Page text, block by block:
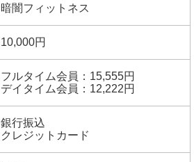
暗闇フィットネス
10,000円
フルタイム会員：15,555円
デイタイム会員：12,222円
銀行振込
クレジットカード